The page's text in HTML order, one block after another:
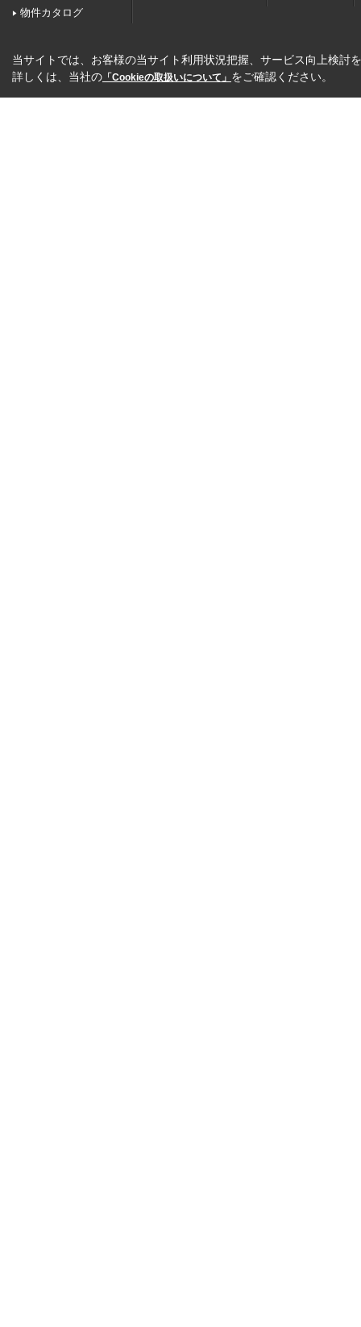
物件カタログ
当サイトでは、お客様の当サイト利用状況把握、サービス向上検討
詳しくは、当社の 「Cookieの取扱いについて」 をご確認ください。